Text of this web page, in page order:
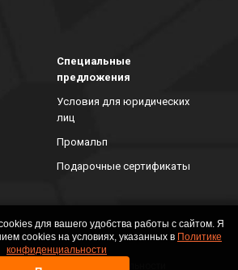
Специальные
предложения
Условия для юридических
лиц
Промальп
Подарочные сертификаты
Политика конфиденциальности
для вашего удобства работы с сайтом. Я
cookies на условиях, указанных в Политике
конфиденциальности